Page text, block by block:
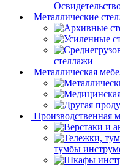
Металлические
стеллажи
Металлическая
Производственная
тумбы